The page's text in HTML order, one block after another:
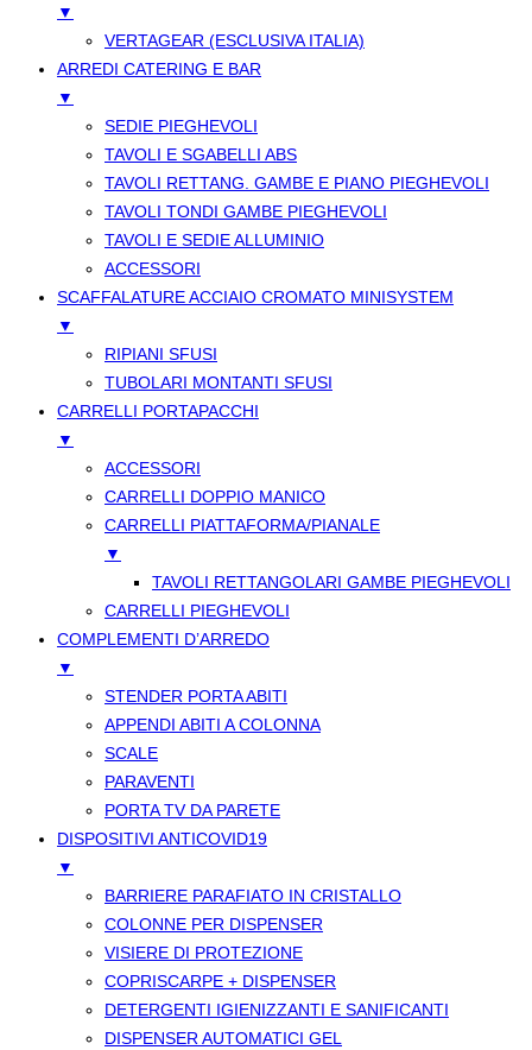
▼
VERTAGEAR (ESCLUSIVA ITALIA)
ARREDI CATERING E BAR
▼
SEDIE PIEGHEVOLI
TAVOLI E SGABELLI ABS
TAVOLI RETTANG. GAMBE E PIANO PIEGHEVOLI
TAVOLI TONDI GAMBE PIEGHEVOLI
TAVOLI E SEDIE ALLUMINIO
ACCESSORI
SCAFFALATURE ACCIAIO CROMATO MINISYSTEM
▼
RIPIANI SFUSI
TUBOLARI MONTANTI SFUSI
CARRELLI PORTAPACCHI
▼
ACCESSORI
CARRELLI DOPPIO MANICO
CARRELLI PIATTAFORMA/PIANALE
▼
TAVOLI RETTANGOLARI GAMBE PIEGHEVOLI
CARRELLI PIEGHEVOLI
COMPLEMENTI D’ARREDO
▼
STENDER PORTA ABITI
APPENDI ABITI A COLONNA
SCALE
PARAVENTI
PORTA TV DA PARETE
DISPOSITIVI ANTICOVID19
▼
BARRIERE PARAFIATO IN CRISTALLO
COLONNE PER DISPENSER
VISIERE DI PROTEZIONE
COPRISCARPE + DISPENSER
DETERGENTI IGIENIZZANTI E SANIFICANTI
DISPENSER AUTOMATICI GEL